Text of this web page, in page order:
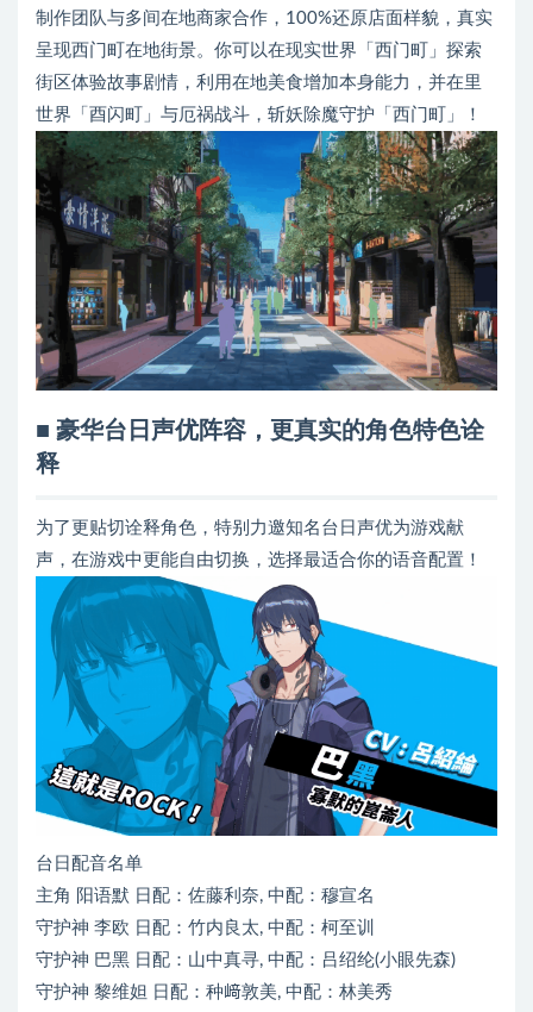
制作团队与多间在地商家合作，100%还原店面样貌，真实
呈现西门町在地街景。你可以在现实世界「西门町」探索
街区体验故事剧情，利用在地美食增加本身能力，并在里
世界「酉闪町」与厄祸战斗，斩妖除魔守护「西门町」！
■ 豪华台日声优阵容，更真实的角色特色诠
释
为了更贴切诠释角色，特别力邀知名台日声优为游戏献
声，在游戏中更能自由切换，选择最适合你的语音配置！
台日配音名单
主角 阳语默 日配：佐藤利奈, 中配：穆宣名
守护神 李欧 日配：竹内良太, 中配：柯至训
守护神 巴黑 日配：山中真寻, 中配：吕绍纶(小眼先森)
守护神 黎维妲 日配：种﨑敦美, 中配：林美秀